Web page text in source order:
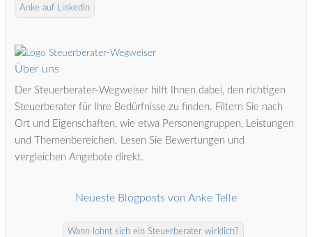
Anke auf LinkedIn
Über uns
Der Steuerberater-Wegweiser hilft Ihnen dabei, den richtigen
Steuerberater für Ihre Bedürfnisse zu finden. Filtern Sie nach
Ort und Eigenschaften, wie etwa Personengruppen, Leistungen
und Themenbereichen. Lesen Sie Bewertungen und
vergleichen Angebote direkt.
Neueste Blogposts von Anke Telle
Wann lohnt sich ein Steuerberater wirklich?